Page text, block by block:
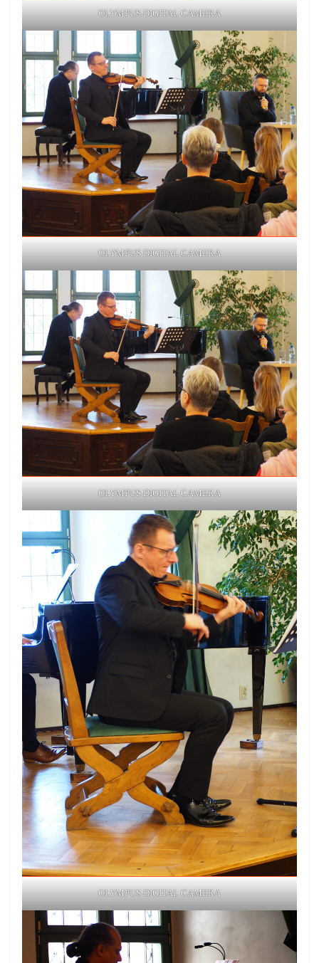
OLYMPUS DIGITAL CAMERA
OLYMPUS DIGITAL CAMERA
OLYMPUS DIGITAL CAMERA
OLYMPUS DIGITAL CAMERA